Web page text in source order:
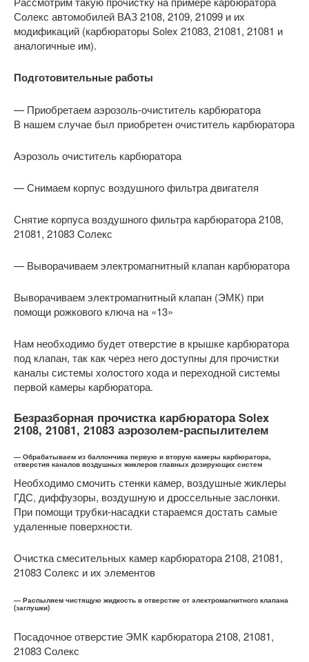
Солекс автомобилей ВАЗ 2108, 2109, 21099 и их
модификаций (карбюраторы Solex 21083, 21081, 21081 и
аналогичные им).
Подготовительные работы
— Приобретаем аэрозоль-очиститель карбюратора
В нашем случае был приобретен очиститель карбюратора
Аэрозоль очиститель карбюратора
— Снимаем корпус воздушного фильтра двигателя
Снятие корпуса воздушного фильтра карбюратора 2108,
21081, 21083 Солекс
— Выворачиваем электромагнитный клапан карбюратора
Выворачиваем электромагнитный клапан (ЭМК) при
помощи рожкового ключа на «13»
Нам необходимо будет отверстие в крышке карбюратора
под клапан, так как через него доступны для прочистки
каналы системы холостого хода и переходной системы
первой камеры карбюратора.
Безразборная прочистка карбюратора Solex
2108, 21081, 21083 аэрозолем-распылителем
— Обрабатываем из баллончика первую и вторую камеры карбюратора,
отверстия каналов воздушных жиклеров главных дозирующих систем
Необходимо смочить стенки камер, воздушные жиклеры
ГДС, диффузоры, воздушную и дроссельные заслонки.
При помощи трубки-насадки стараемся достать самые
удаленные поверхности.
Очистка смесительных камер карбюратора 2108, 21081,
21083 Солекс и их элементов
— Распыляем чистящую жидкость в отверстие от электромагнитного клапана
(заглушки)
Посадочное отверстие ЭМК карбюратора 2108, 21081,
21083 Солекс